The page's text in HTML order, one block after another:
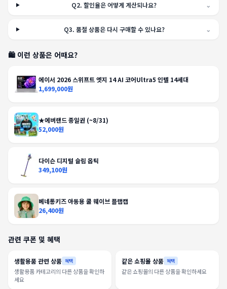
Q2.할인율은 어떻게 계산되나요? ⌄
Q3. 품절 상품은 다시 구매할 수 있나요? ⌄
🛍️ 이런 상품은 어때요?
에이서 2026 스위프트 엣지 14 AI 코어Ultra5 인텔 14세대
1,699,000원
★에버랜드 종일권 (~8/31)
52,000원
다이슨 디지털 슬림 옵틱
349,100원
베네통키즈 아동용 쿨 웨이브 플랩캡
26,400원
관련 쿠폰 및 혜택
생활용품 관련 상품 혜택
생활용품 카테고리의 다른 상품을 확인하
세요
같은 쇼핑몰 상품 혜택
같은 쇼핑몰의 다른 상품을 확인하세요